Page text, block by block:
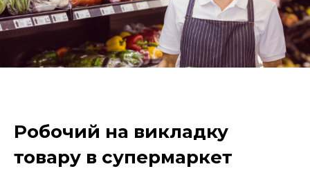
Робочий на викладку
товару в супермаркет